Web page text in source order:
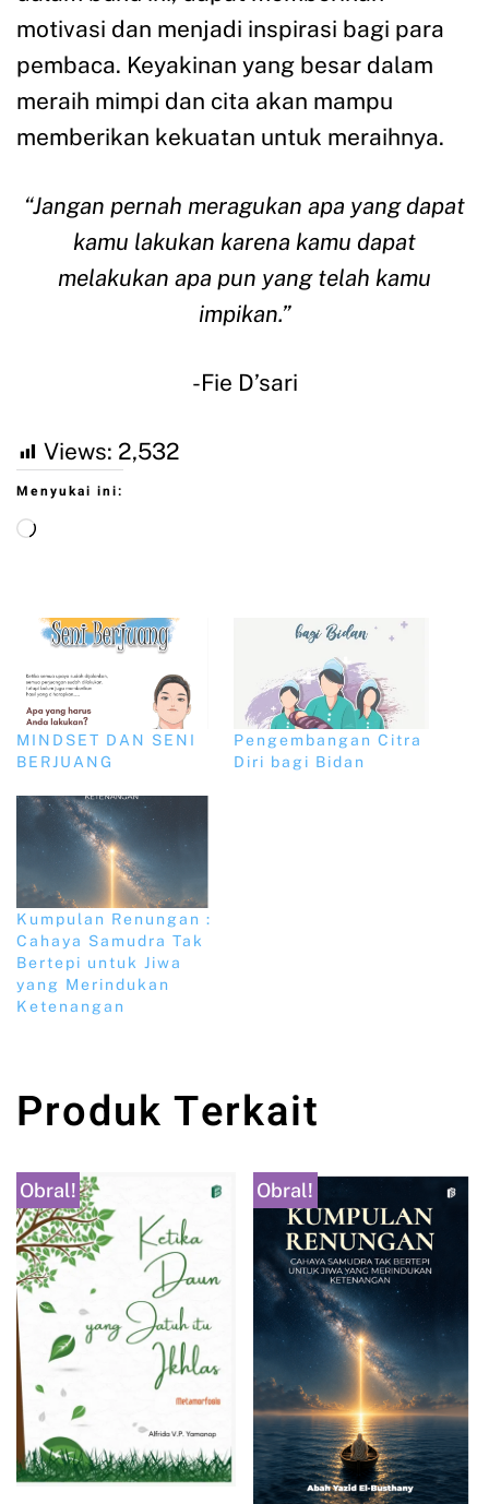
motivasi dan menjadi inspirasi bagi para
pembaca. Keyakinan yang besar dalam
meraih mimpi dan cita akan mampu
memberikan kekuatan untuk meraihnya.
“Jangan pernah meragukan apa yang dapat
kamu lakukan karena kamu dapat
melakukan apa pun yang telah kamu
impikan.”
-Fie D’sari
Views: 2,532
Menyukai ini:
MINDSET DAN SENI
BERJUANG
Pengembangan Citra
Diri bagi Bidan
Kumpulan Renungan :
Cahaya Samudra Tak
Bertepi untuk Jiwa
yang Merindukan
Ketenangan
Produk Terkait
Obral! Obral!